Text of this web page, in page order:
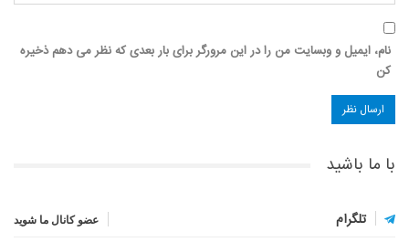
نام، ایمیل و وبسایت من را در این مرورگر برای بار بعدی که نظر می دهم ذخیره
کن
با ما باشید
تلگرام عضو کانال ما شوید